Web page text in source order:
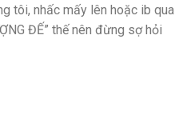
tôi, nhấc mấy lên hoặc ib qua
ĐẾ” thế nên đừng sợ hỏi